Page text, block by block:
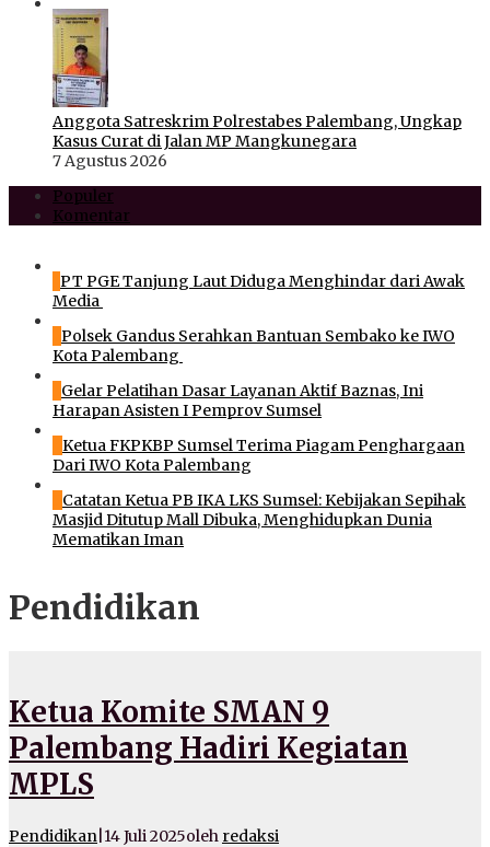
Anggota Satreskrim Polrestabes Palembang, Ungkap
Kasus Curat di Jalan MP Mangkunegara
7 Agustus 2026
Populer
Komentar
PT PGE Tanjung Laut Diduga Menghindar dari Awak
Media
Polsek Gandus Serahkan Bantuan Sembako ke IWO
Kota Palembang
Gelar Pelatihan Dasar Layanan Aktif Baznas, Ini
Harapan Asisten I Pemprov Sumsel
Ketua FKPKBP Sumsel Terima Piagam Penghargaan
Dari IWO Kota Palembang
Catatan Ketua PB IKA LKS Sumsel: Kebijakan Sepihak
Masjid Ditutup Mall Dibuka, Menghidupkan Dunia
Mematikan Iman
Pendidikan
Ketua Komite SMAN 9
Palembang Hadiri Kegiatan
MPLS
Pendidikan 14 Juli 2025oleh redaksi